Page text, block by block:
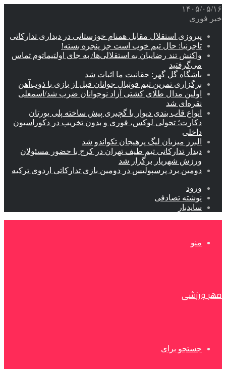
۱۴۰۵/۰۵/۱۶
خبر فوری
پیروزی استقلال مقابل همنام خوزستانی در دیداری تدارکاتی
تاجرنیا: حال تیم خوب است جز پنجره بسته!
واکنش تند رضاییان به استقلالی‌ها/ به جای اولتیماتوم تماس
می‌گرفتید
باشگاه گل گهر: حقانیت ما اثبات شد
برگزاری تمرین تیم فوتبال جوانان قبل از بازی با ذوب‌آهن
اولین مدال طلای کشتی آزاد نوجوانان ضرب شد/اسمعلی
نقره‌ای شد
انواع قاب بندی دیوار با گچبری پیش ساخته پلی یورتان
دکارت؛ تحولی لوکس، فوری و بدون تخریب در دکوراسیون
داخلی
البرز میزبان لیگ پرهیجان تکواندو شد
دیدار تدارکاتی تیم طیف تهران در کرج با حضور مسئولان
ورزش شهریار برگزار شد
دومین برد پرسپولیس در دومین بازی تدارکاتی اردوی ترکیه
ورود
نوشته تصادفی
سایدبار
منو
مهر ورزشی
جستجو برای